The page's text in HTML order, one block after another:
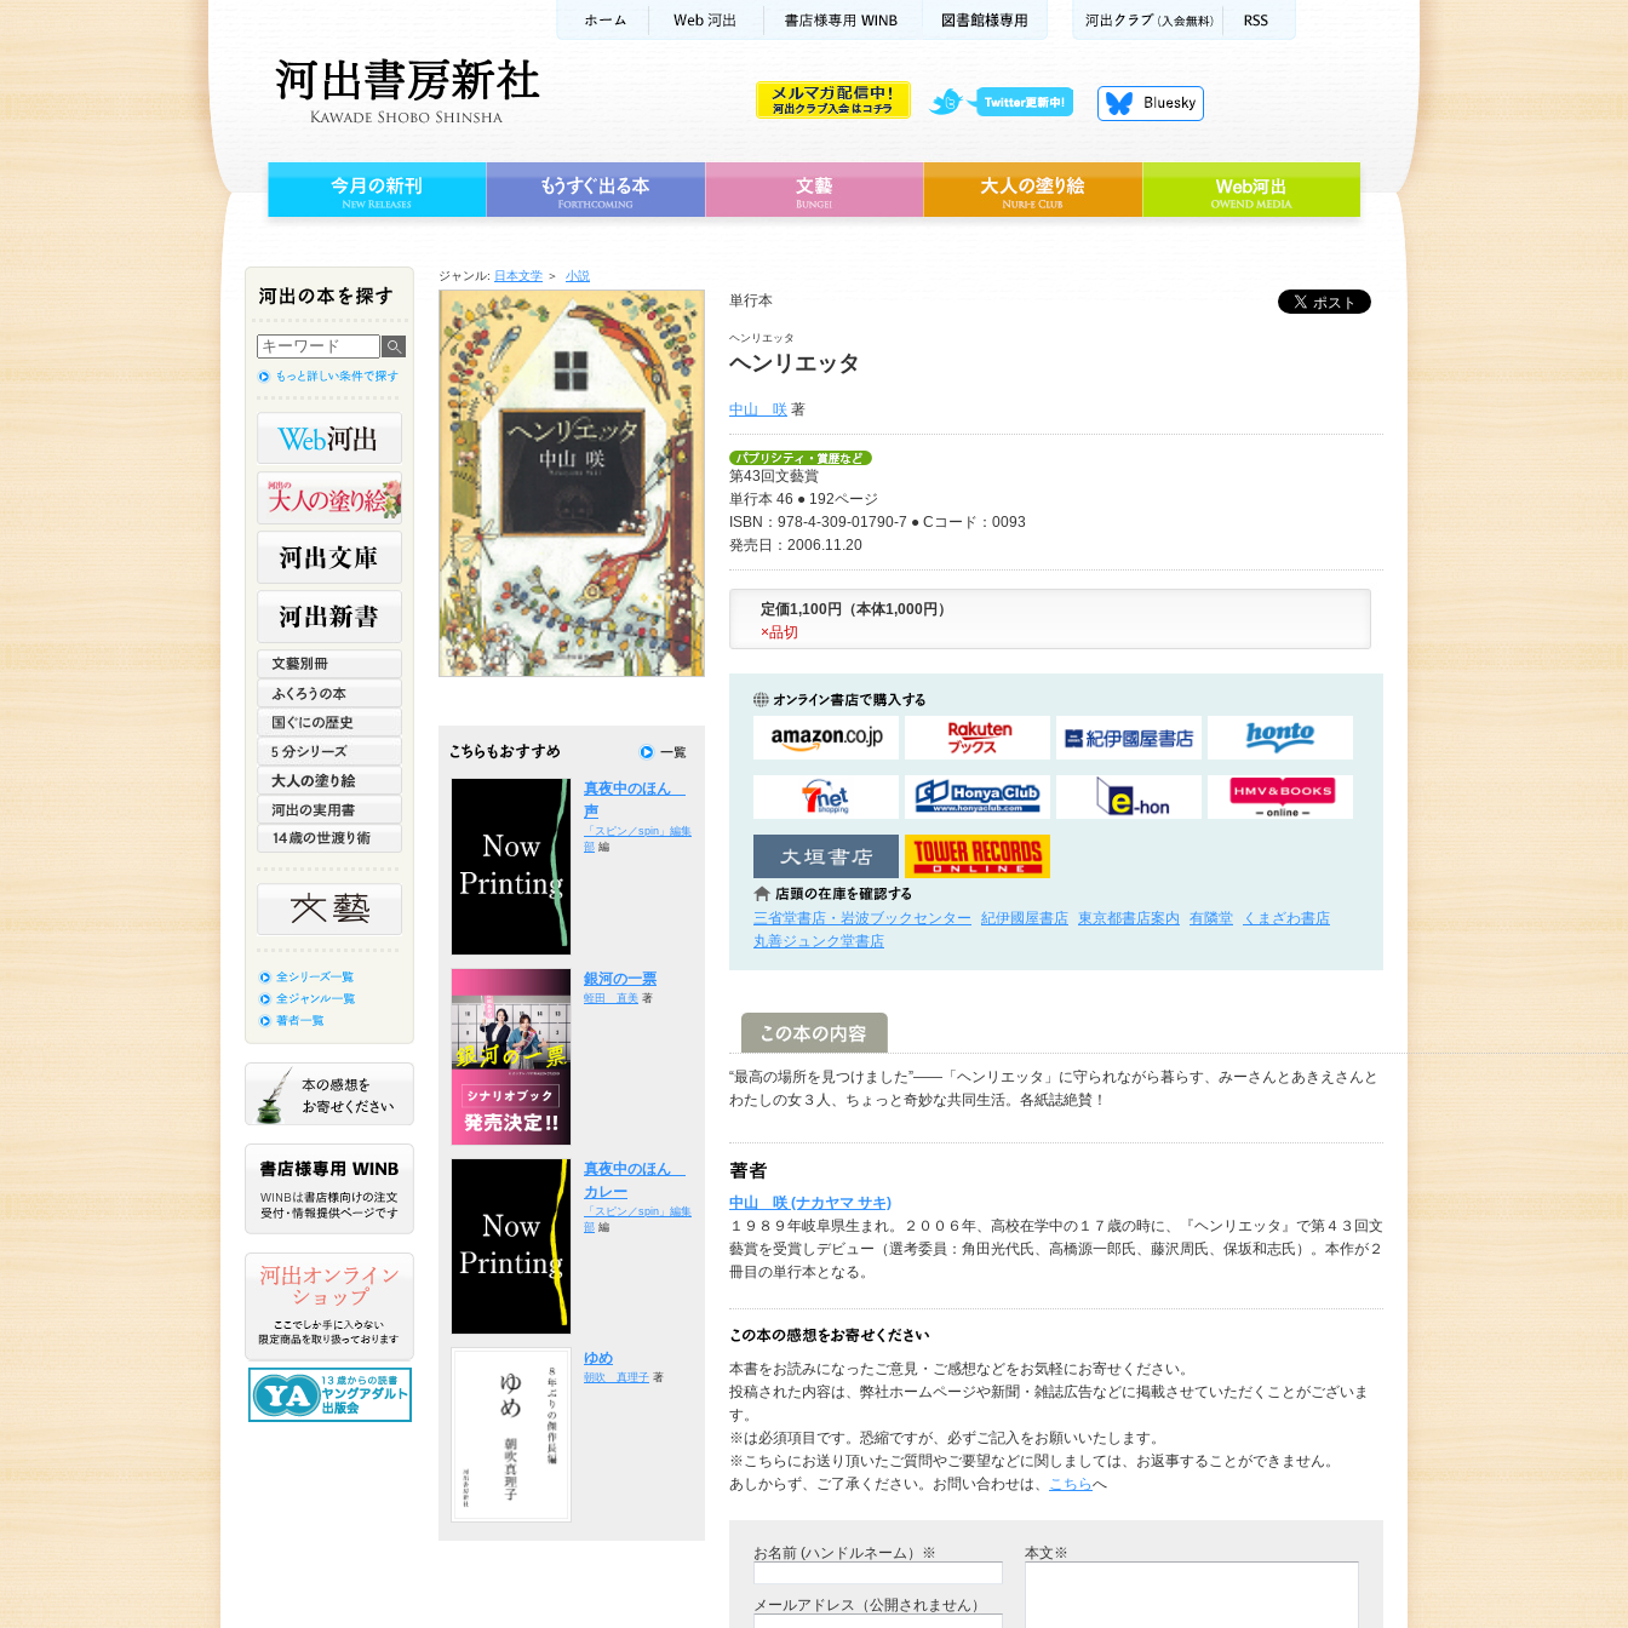
ジャンル: 日本文学 ＞ 小説
単行本
ヘンリエッタ
ヘンリエッタ
中山 咲 著
第43回文藝賞
単行本 46 ● 192ページ
ISBN：978-4-309-01790-7 ● Cコード：0093
発売日：2006.11.20
定価1,100円（本体1,000円）
×品切
三省堂書店・岩波ブックセンター 紀伊國屋書店 東京都書店案内 有隣堂
くまざわ書店
丸善ジュンク堂書店
“最高の場所を見つけました”――「ヘンリエッタ」に守られながら暮らす、みーさんとあきえさんと
わたしの女３人、ちょっと奇妙な共同生活。各紙誌絶賛！
中山 咲 (ナカヤマ サキ)
１９８９年岐阜県生まれ。２００６年、高校在学中の１７歳の時に、『ヘンリエッタ』で第４３回文
藝賞を受賞しデビュー（選考委員：角田光代氏、高橋源一郎氏、藤沢周氏、保坂和志氏）。本作が２
冊目の単行本となる。
本書をお読みになったご意見・ご感想などをお気軽にお寄せください。
投稿された内容は、弊社ホームページや新聞・雑誌広告などに掲載させていただくことがございま
す。
※は必須項目です。恐縮ですが、必ずご記入をお願いいたします。
※こちらにお送り頂いたご質問やご要望などに関しましては、お返事することができません。
あしからず、ご了承ください。お問い合わせは、 こちらへ
お名前 (ハンドルネーム）※
メールアドレス（公開されません）
本文※
真夜中のほん
声
「スピン／spin」編集
部 編
銀河の一票
蛭田 直美 著
真夜中のほん
カレー
「スピン／spin」編集
部 編
ゆめ
朝吹 真理子 著